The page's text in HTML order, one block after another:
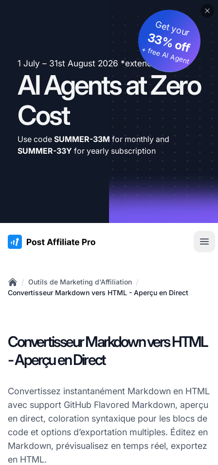
1 July – 31st August 2026 *extended
AI Agents at Zero
Cost
Get your
33% off
+ free AI Agent
Use code SUMMER-33M for monthly and
SUMMER-33Y for yearly subscription
:site.title
Home
/ Outils de Marketing d'Affiliation /
Convertisseur Markdown vers HTML - Aperçu en Direct
Convertisseur Markdown vers HTML
- Aperçu en Direct
Convertissez instantanément Markdown en HTML
avec support GitHub Flavored Markdown, aperçu
en direct, coloration syntaxique pour les blocs de
code et options d’exportation multiples. Éditez en
Markdown, prévisualisez en temps réel, exportez
en HTML.